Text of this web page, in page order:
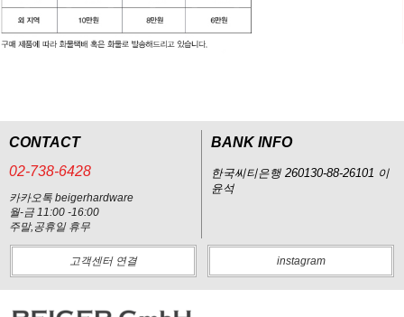
CONTACT
02-738-6428
카카오톡 beigerhardware
월-금 11:00 -16:00
주말,공휴일 휴무
BANK INFO
한국씨티은행 260130-88-26101 이
윤석
고객센터 연결 instagram